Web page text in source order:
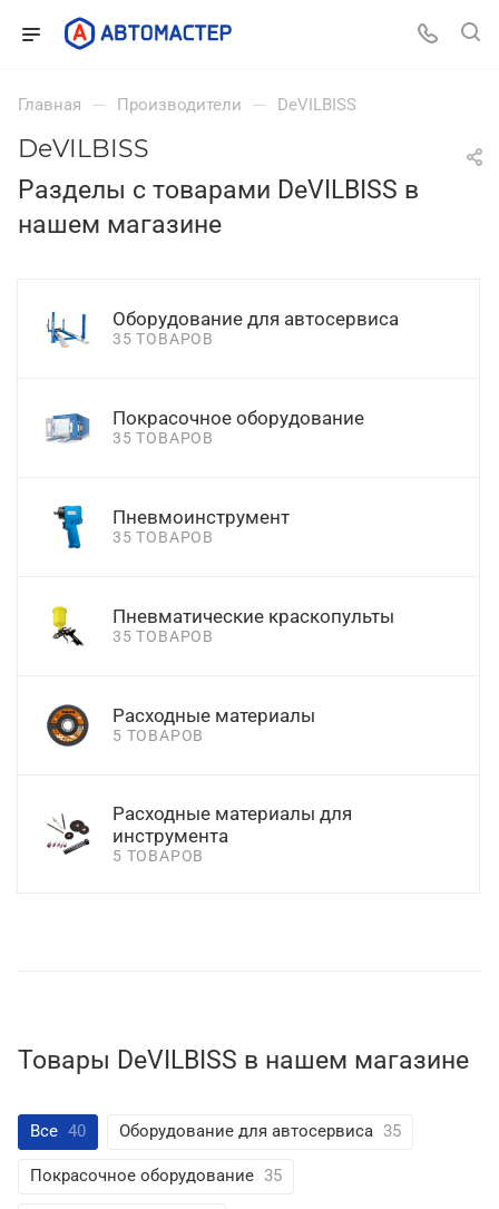
Главная — Производители — DeVILBISS
DeVILBISS
Разделы с товарами DeVILBISS в
нашем магазине
Оборудование для автосервиса
35 ТОВАРОВ
Покрасочное оборудование
35 ТОВАРОВ
Пневмоинструмент
35 ТОВАРОВ
Пневматические краскопульты
35 ТОВАРОВ
Расходные материалы
5 ТОВАРОВ
Расходные материалы для
инструмента
5 ТОВАРОВ
Товары DeVILBISS в нашем магазине
Все 40 Оборудование для автосервиса 35
Покрасочное оборудование 35